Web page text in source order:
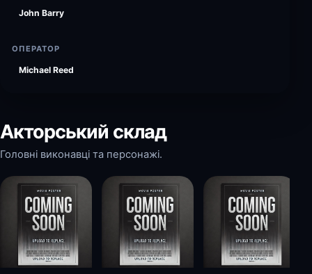
John Barry
ОПЕРАТОР
Michael Reed
Акторський склад
Головні виконавці та персонажі.